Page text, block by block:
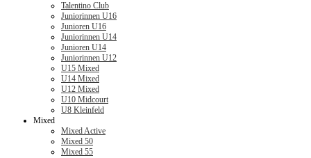
Talentino Club
Juniorinnen U16
Junioren U16
Juniorinnen U14
Junioren U14
Juniorinnen U12
U15 Mixed
U14 Mixed
U12 Mixed
U10 Midcourt
U8 Kleinfeld
Mixed
Mixed Active
Mixed 50
Mixed 55